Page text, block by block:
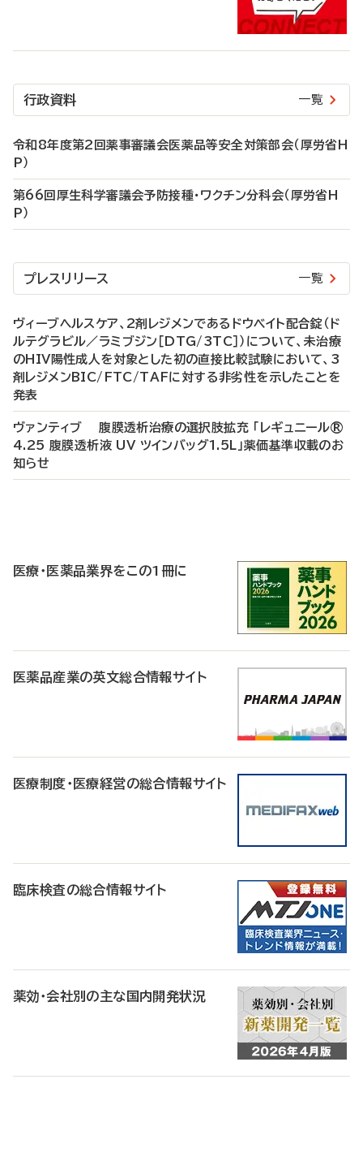
行政資料 一覧
令和8年度第2回薬事審議会医薬品等安全対策部会（厚労省H
P）
第66回厚生科学審議会予防接種・ワクチン分科会（厚労省H
P）
プレスリリース 一覧
ヴィーブヘルスケア、2剤レジメンであるドウベイト配合錠（ド
ルテグラビル／ラミブジン［DTG/3TC］）について、未治療
のHIV陽性成人を対象とした初の直接比較試験において、3
剤レジメンBIC/FTC/TAFに対する非劣性を示したことを
発表
ヴァンティブ 腹膜透析治療の選択肢拡充 「レギュニール®
4.25 腹膜透析液 UV ツインバッグ1.5L」薬価基準収載のお
知らせ
医療・医薬品業界をこの1冊に
医薬品産業の英文総合情報サイト
医療制度・医療経営の総合情報サイト
臨床検査の総合情報サイト
薬効・会社別の主な国内開発状況